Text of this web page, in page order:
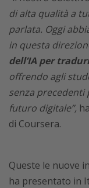
di alta qualità a
parlata. Oggi
in questa
dell’IA per
offrendo agli
senza precedenti
futuro digitale”,
di Coursera.
Queste le nuove
ha presentato in